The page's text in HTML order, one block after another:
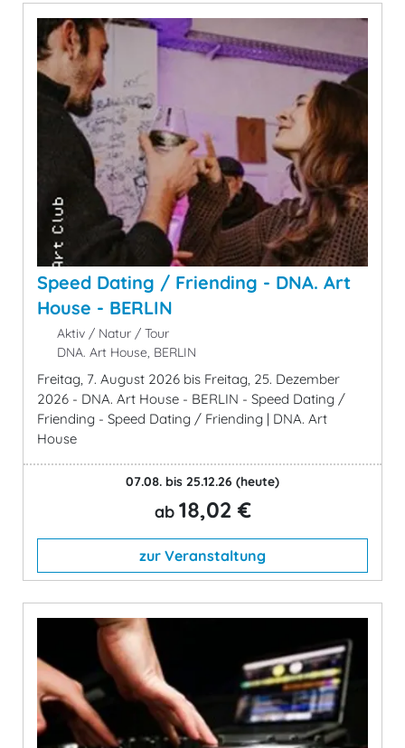
Speed Dating / Friending - DNA. Art
House - BERLIN
Aktiv / Natur / Tour
DNA. Art House, BERLIN
Freitag, 7. August 2026 bis Freitag, 25. Dezember
2026 - DNA. Art House - BERLIN - Speed Dating /
Friending - Speed Dating / Friending | DNA. Art
House
07.08. bis 25.12.26 (heute)
ab 18,02 €
zur Veranstaltung